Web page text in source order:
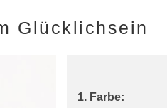
Glücklichsein
1. Farbe: